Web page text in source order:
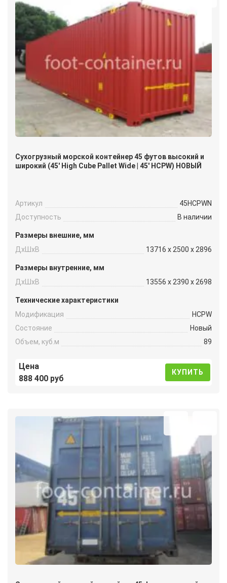
Сухогрузный морской контейнер 45 футов высокий и
широкий (45′ High Cube Pallet Wide | 45′ HCPW) НОВЫЙ
Артикул
45HCPWN
Доступность
В наличии
Размеры внешние, мм
ДxШxВ
13716 x 2500 x 2896
Размеры внутренние, мм
ДxШxВ
13556 x 2390 x 2698
Технические характеристики
Модификация
HCPW
Состояние
Новый
Объем, куб.м
89
Цена
888 400 руб
КУПИТЬ